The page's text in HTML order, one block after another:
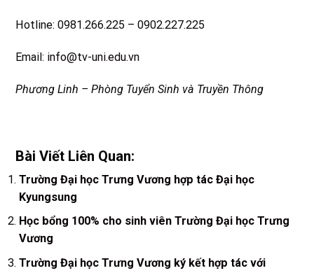
Hotline: 0981.266.225 – 0902.227.225
Email: info@tv-uni.edu.vn
Phương Linh – Phòng Tuyển Sinh và Truyền Thông
Bài Viết Liên Quan:
Trường Đại học Trưng Vương hợp tác Đại học
Kyungsung
Học bổng 100% cho sinh viên Trường Đại học Trưng
Vương
Trường Đại học Trưng Vương ký kết hợp tác với